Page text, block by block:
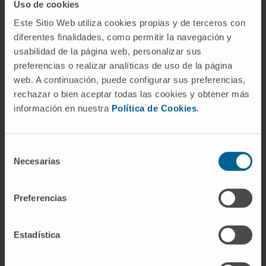
Uso de cookies
Este Sitio Web utiliza cookies propias y de terceros con
diferentes finalidades, como permitir la navegación y
usabilidad de la página web, personalizar sus
preferencias o realizar analíticas de uso de la página
web. A continuación, puede configurar sus preferencias,
rechazar o bien aceptar todas las cookies y obtener más
información en nuestra Política de Cookies.
Necesarias
Preferencias
Estadística
renales o cardíacas. La Conferencia de
Consenso Internacional de 2012 incluyó el
SEGA entre los criterios mayores para el
diagnóstico clínico del CET.
Referencias
tuberosa. Biblioteca Nacional de
Genetic and Rare Diseases Information
cell astrocytoma
tuberosa
National Organization for Rare Disorders